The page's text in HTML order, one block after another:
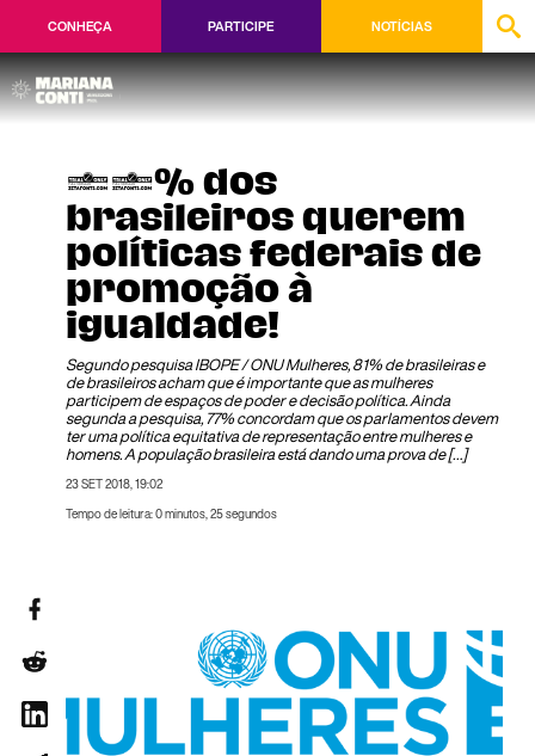
CONHEÇA PARTICIPE NOTÍCIAS
81% dos
brasileiros querem
políticas federais de
promoção à
igualdade!
Segundo pesquisa IBOPE / ONU Mulheres, 81% de brasileiras e
de brasileiros acham que é importante que as mulheres
participem de espaços de poder e decisão política. Ainda
segunda a pesquisa, 77% concordam que os parlamentos devem
ter uma política equitativa de representação entre mulheres e
homens. A população brasileira está dando uma prova de […]
23 SET 2018, 19:02
Tempo de leitura: 0 minutos, 25 segundos